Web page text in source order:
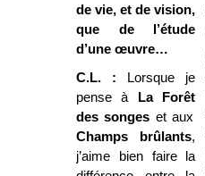
de vie, et de vision,
que de l’étude
d’une œuvre…
C.L. : Lorsque je
pense à La Forêt
des songes et aux
Champs brûlants,
j’aime bien faire la